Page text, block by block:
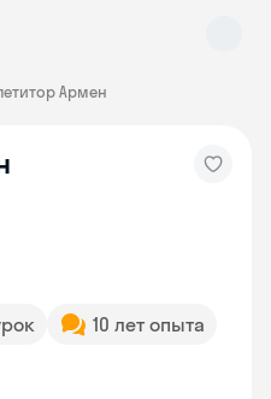
Армен
10 лет опыта